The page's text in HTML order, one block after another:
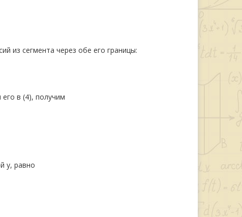
из сегмента через обе его границы:
в (4), получим
y, равно